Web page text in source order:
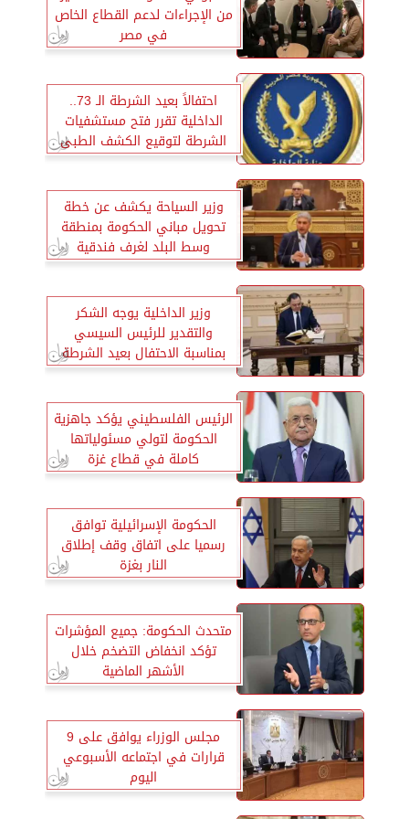
من الإجراءات لدعم القطاع الخاص
في مصر
احتفالاً بعيد الشرطة الـ 73..
الداخلية تقرر فتح مستشفيات
الشرطة لتوقيع الكشف الطبى
على المواطنين
وزير السياحة يكشف عن خطة
تحويل مباني الحكومة بمنطقة
وسط البلد لغرف فندقية
وزير الداخلية يوجه الشكر
والتقدير للرئيس السيسي
بمناسبة الاحتفال بعيد الشرطة
الرئيس الفلسطيني يؤكد جاهزية
الحكومة لتولي مسئولياتها
كاملة في قطاع غزة
الحكومة الإسرائيلية توافق
رسميا على اتفاق وقف إطلاق
النار بغزة
متحدث الحكومة: جميع المؤشرات
تؤكد انخفاض التضخم خلال
الأشهر الماضية
مجلس الوزراء يوافق على 9
قرارات في اجتماعه الأسبوعي
اليوم